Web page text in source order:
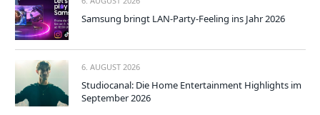
Samsung bringt LAN-Party-Feeling ins Jahr 2026
6. AUGUST 2026
Studiocanal: Die Home Entertainment Highlights im
September 2026